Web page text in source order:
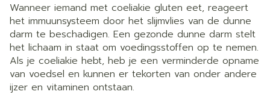
Wanneer iemand met coeliakie gluten eet, reageert
het immuunsysteem door het slijmvlies van de dunne
darm te beschadigen. Een gezonde dunne darm stelt
het lichaam in staat om voedingsstoffen op te nemen.
Als je coeliakie hebt, heb je een verminderde opname
van voedsel en kunnen er tekorten van onder andere
ijzer en vitaminen ontstaan.